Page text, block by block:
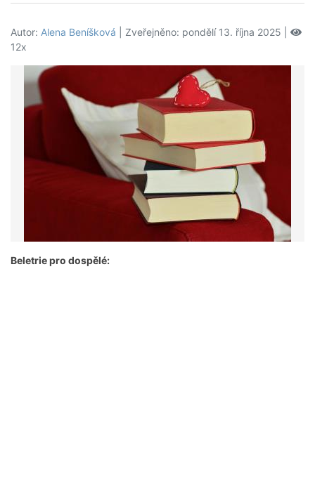
Autor: Alena Beníšková | Zveřejněno: pondělí 13. října 2025 |
12x
Beletrie pro dospělé: